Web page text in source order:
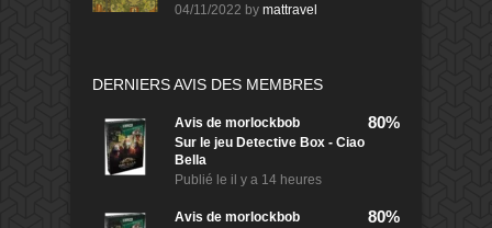
04/11/2022 by mattravel
DERNIERS AVIS DES MEMBRES
Avis de morlockbob
Sur le jeu Detective Box - Ciao
Bella
Publié le il y a 14 heures
80%
Avis de morlockbob
80%